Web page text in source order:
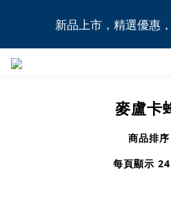
全港11間門市自取無門檻，
費送貨上門
新品上市，精選優惠
全港11間門市自取無門檻，
麥盧卡
商品排序
每頁顯示